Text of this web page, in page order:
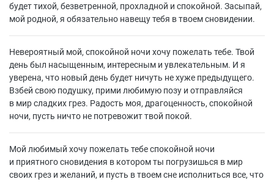
будет тихой, безветренной, прохладной и спокойной. Засыпай,
мой родной, я обязательно навещу тебя в твоем сновидении.
Невероятный мой, спокойной ночи хочу пожелать тебе. Твой
день был насыщенным, интересным и увлекательным. И я
уверена, что новый день будет ничуть не хуже предыдущего.
Взбей свою подушку, прими любимую позу и отправляйся
в мир сладких грез. Радость моя, драгоценность, спокойной
ночи, пусть ничто не потревожит твой покой.
Мой любимый хочу пожелать тебе спокойной ночи
и приятного сновидения в котором ты погрузишься в мир
своих грез и желаний, и пусть в твоем сне исполниться все, что